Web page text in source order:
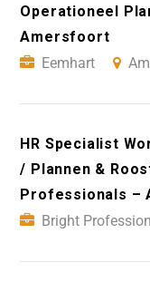
Operationeel
Amersfoort
Eemhart
HR Specialist
/ Plannen &
Professionals –
Bright